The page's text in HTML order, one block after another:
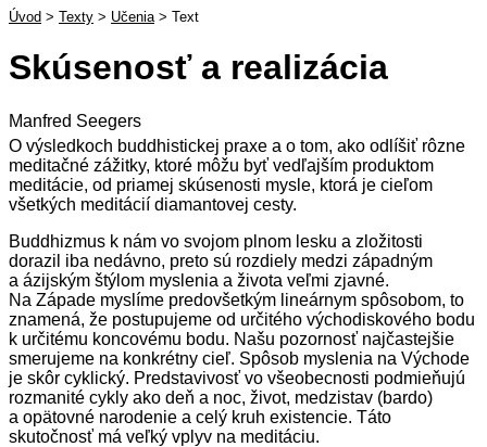
Úvod > Texty > Učenia > Text
Skúsenosť a realizácia
Manfred Seegers
O výsledkoch buddhistickej praxe a o tom, ako odlíšiť rôzne
meditačné zážitky, ktoré môžu byť vedľajším produktom
meditácie, od priamej skúsenosti mysle, ktorá je cieľom
všetkých meditácií diamantovej cesty.
Buddhizmus k nám vo svojom plnom lesku a zložitosti
dorazil iba nedávno, preto sú rozdiely medzi západným
a ázijským štýlom myslenia a života veľmi zjavné.
Na Západe myslíme predovšetkým lineárnym spôsobom, to
znamená, že postupujeme od určitého východiskového bodu
k určitému koncovému bodu. Našu pozornosť najčastejšie
smerujeme na konkrétny cieľ. Spôsob myslenia na Východe
je skôr cyklický. Predstavivosť vo všeobecnosti podmieňujú
rozmanité cykly ako deň a noc, život, medzistav (bardo)
a opätovné narodenie a celý kruh existencie. Táto
skutočnosť má veľký vplyv na meditáciu.